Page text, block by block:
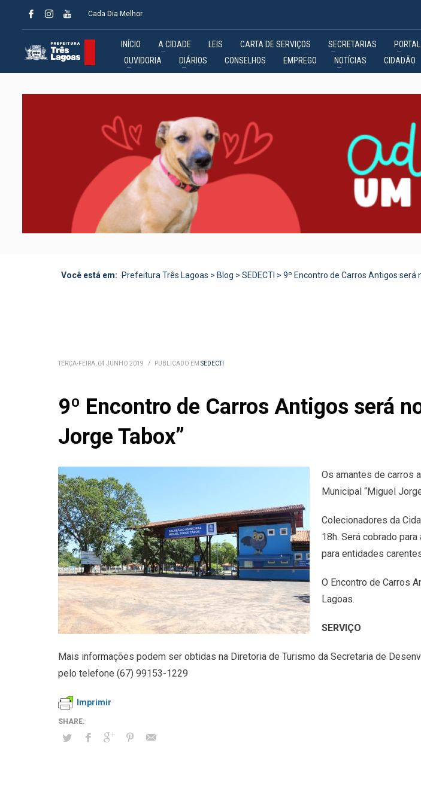
Cada Dia Melhor
INÍCIO A CIDADE LEIS CARTA DE SERVIÇOS SECRETARIAS
OUVIDORIA
DIÁRIOS CONSELHOS EMPREGO NOTÍCIAS CIDADÃO
Você está em: Prefeitura Três Lagoas > Blog > SEDECTI > 9º Encontro de Carros Antigos será
TERÇA-FEIRA, 04 JUNHO 2019 / PUBLICADO EM SEDECTI
9º Encontro de Carros Antigos será
Jorge Tabox”
Os amantes de carros
Municipal “Miguel
Colecionadores da
18h. Será cobrado
para entidades
O Encontro de Carros
Lagoas.
SERVIÇO
Mais informações podem ser obtidas na Diretoria de Turismo da Secretaria de
pelo telefone (67) 99153-1229
Imprimir